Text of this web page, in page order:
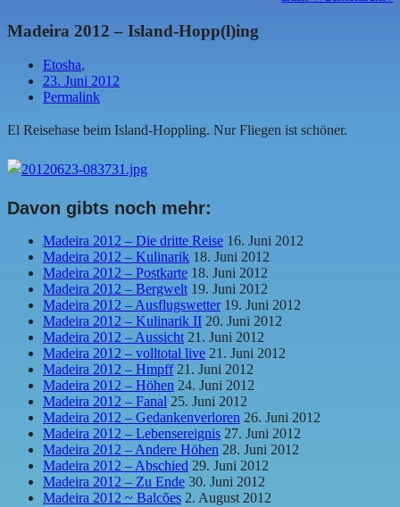
Madeira 2012 – Island-Hopp(l)ing
Etosha,
23. Juni 2012
Permalink
El Reisehase beim Island-Hoppling. Nur Fliegen ist schöner.
Davon gibts noch mehr:
Madeira 2012 – Die dritte Reise 16. Juni 2012
Madeira 2012 – Kulinarik 18. Juni 2012
Madeira 2012 – Postkarte 18. Juni 2012
Madeira 2012 – Bergwelt 19. Juni 2012
Madeira 2012 – Ausflugswetter19. Juni 2012
Madeira 2012 – Kulinarik II 20. Juni 2012
Madeira 2012 – Aussicht 21. Juni 2012
Madeira 2012 – volltotal live 21. Juni 2012
Madeira 2012 – Hmpff21. Juni 2012
Madeira 2012 – Höhen 24. Juni 2012
Madeira 2012 – Fanal 25. Juni 2012
Madeira 2012 – Gedankenverloren 26. Juni 2012
Madeira 2012 – Lebensereignis 27. Juni 2012
Madeira 2012 – Andere Höhen 28. Juni 2012
Madeira 2012 – Abschied 29. Juni 2012
Madeira 2012 – Zu Ende 30. Juni 2012
Madeira 2012 ~ Balcões 2. August 2012